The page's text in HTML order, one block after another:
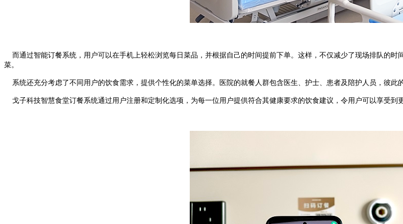
而通过智能订餐系统，用户可以在手机上轻松浏览每日菜品，并根据自己的时间提前下单。这样，不仅减少了现场排队的
菜。
系统还充分考虑了不同用户的饮食需求，提供个性化的菜单选择。医院的就餐人群包含医生、护士、患者及陪护人员，彼此
戈子科技智慧食堂订餐系统通过用户注册和定制化选项，为每一位用户提供符合其健康要求的饮食建议，令用户可以享受到